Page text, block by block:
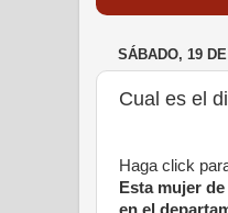
SÁBADO, 19
Cual es el
Haga click
Esta mujer